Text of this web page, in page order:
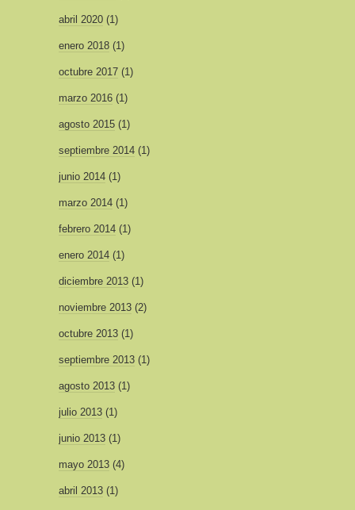
abril 2020 (1)
enero 2018 (1)
octubre 2017 (1)
marzo 2016 (1)
agosto 2015 (1)
septiembre 2014 (1)
junio 2014 (1)
marzo 2014 (1)
febrero 2014 (1)
enero 2014 (1)
diciembre 2013 (1)
noviembre 2013 (2)
octubre 2013 (1)
septiembre 2013 (1)
agosto 2013 (1)
julio 2013 (1)
junio 2013 (1)
mayo 2013 (4)
abril 2013 (1)